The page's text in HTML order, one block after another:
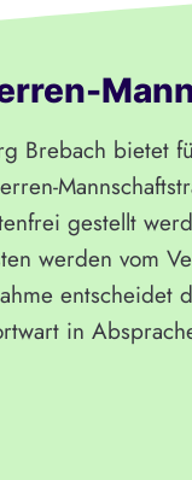
Brebach bietet
gestellt
werden vom
entscheidet
in